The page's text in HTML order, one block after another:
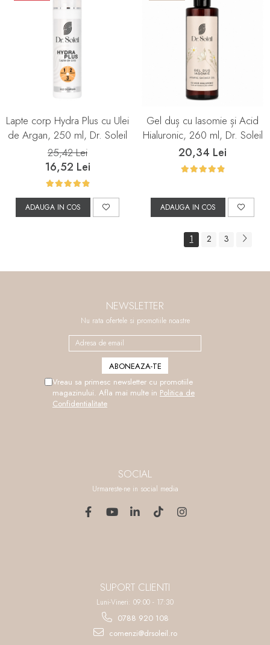
Lapte corp Hydra Plus cu Ulei
de Argan, 250 ml, Dr. Soleil
25,42 Lei
16,52 Lei
ADAUGA IN COS
Gel duș cu Iasomie și Acid
Hialuronic, 260 ml, Dr. Soleil
20,34 Lei
ADAUGA IN COS
1 2 3
NEWSLETTER
Nu rata ofertele si promotiile noastre
Vreau sa primesc newsletter cu promotiile
magazinului. Afla mai multe in Politica de
Confidentialitate
SOCIAL
Urmareste-ne in social media
SUPORT CLIENTI
Luni-Vineri: 09:00 - 17:30
0788 920 108
comenzi@drsoleil.ro